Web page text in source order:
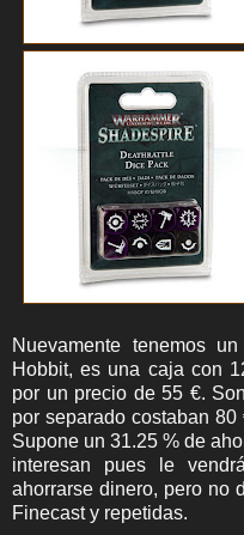
Nuevamente tenemos
Hobbit, es una caja con
por un precio de 55 €.
por separado costaban
Supone un 31.25 % de
interesan pues le
ahorrarse dinero, pero no
Finecast y repetidas.